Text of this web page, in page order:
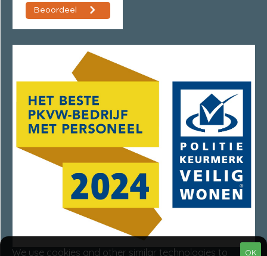
OK
We use cookies and other similar technologies to